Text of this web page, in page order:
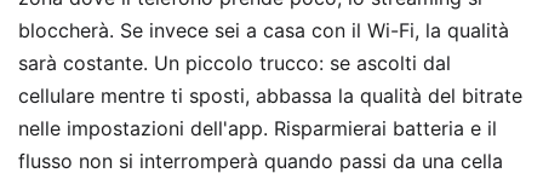
bloccherà. Se invece sei a casa con il Wi-Fi, la qualità
sarà costante. Un piccolo trucco: se ascolti dal
cellulare mentre ti sposti, abbassa la qualità del bitrate
nelle impostazioni dell'app. Risparmierai batteria e il
flusso non si interromperà quando passi da una cella